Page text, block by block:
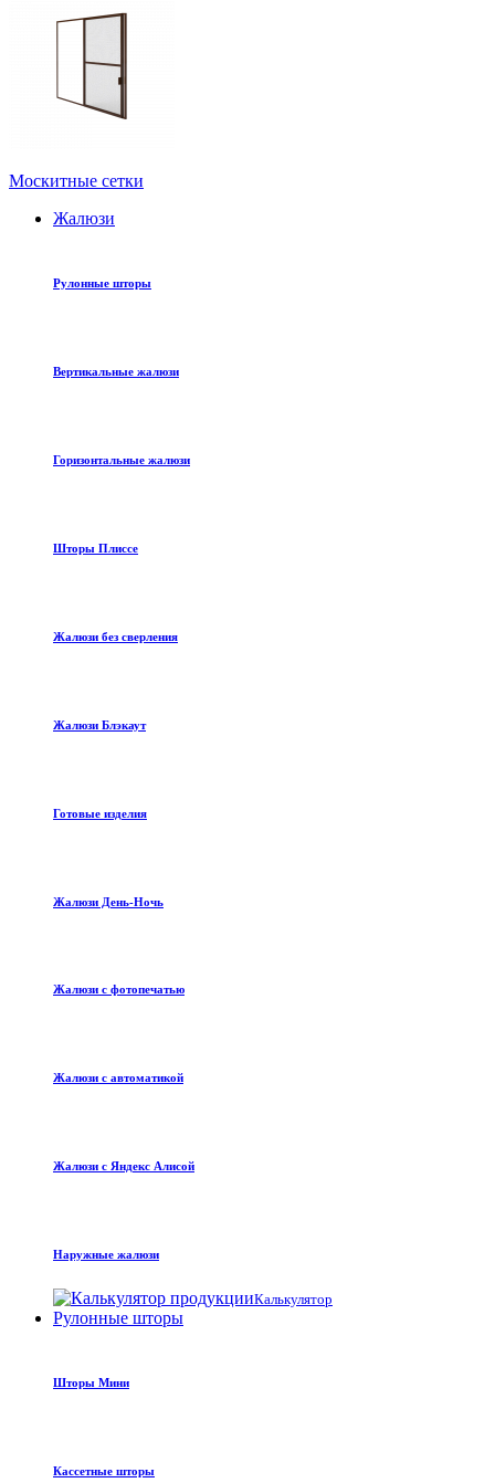
Москитные сетки
Жалюзи
Рулонные шторы
Вертикальные жалюзи
Горизонтальные жалюзи
Шторы Плиссе
Жалюзи без сверления
Жалюзи Блэкаут
Готовые изделия
Жалюзи День-Ночь
Жалюзи с фотопечатью
Жалюзи с автоматикой
Жалюзи с Яндекс Алисой
Наружные жалюзи
Калькулятор
Рулонные шторы
Шторы Мини
Кассетные шторы